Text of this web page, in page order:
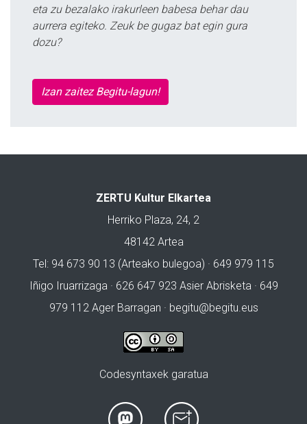
eta zu bezalako irakurleen babesa behar dau
aurrera egiteko. Zeuk be gugaz bat egin gura
dozu?
Izan zaitez Begitu-lagun!
ZERTU Kultur Elkartea
Herriko Plaza, 24, 2
48142 Artea
Tel: 94 673 90 13 (Arteako bulegoa) · 649 979 115
Iñigo Iruarrizaga · 626 647 923 Asier Abrisketa · 649
979 112 Ager Barragan · begitu@begitu.eus
Codesyntaxek garatua